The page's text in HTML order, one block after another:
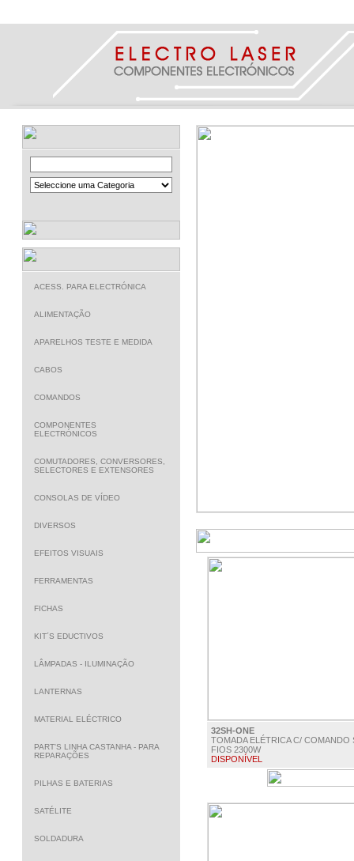
ACESS. PARA ELECTRÓNICA
ALIMENTAÇÃO
APARELHOS TESTE E MEDIDA
CABOS
COMANDOS
COMPONENTES
ELECTRÓNICOS
COMUTADORES, CONVERSORES,
SELECTORES E EXTENSORES
CONSOLAS DE VÍDEO
DIVERSOS
EFEITOS VISUAIS
FERRAMENTAS
FICHAS
KIT´S EDUCTIVOS
LÂMPADAS - ILUMINAÇÃO
LANTERNAS
MATERIAL ELÉCTRICO
PART'S LINHA CASTANHA - PARA
REPARAÇÕES
PILHAS E BATERIAS
SATÉLITE
SOLDADURA
32SH-ONE
TOMADA ELÉTRICA C/ COMANDO
FIOS 2300W
DISPONÍVEL